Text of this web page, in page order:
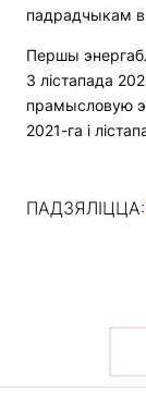
падрадчыкам
Першы
3 лістапада
прамысловую
2021-га і
ПАДЗЯЛІЦЦА: